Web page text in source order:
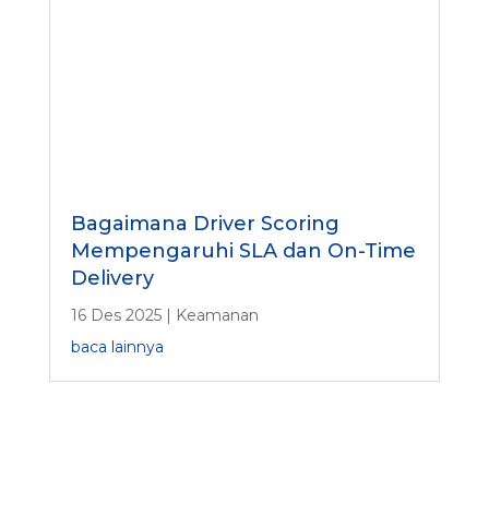
Bagaimana Driver Scoring
Mempengaruhi SLA dan On-Time
Delivery
16 Des 2025| Keamanan
baca lainnya